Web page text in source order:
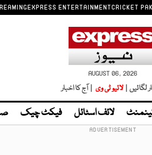
EXPRESS ENTERTAINMENTCRICKET
AUGUST 06, 2026
لگائیں | لائیو ٹی وی | آج کا اخبار
لائف اسٹائل فیکٹ چیک